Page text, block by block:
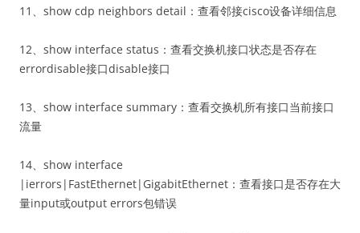
11、show cdp neighbors detail：查看邻接cisco设备详细信息
12、show interface status：查看交换机接口状态是否存在
errordisable接口disable接口
13、show interface summary：查看交换机所有接口当前接口
流量
14、show interface
|ierrors|FastEthernet|GigabitEthernet：查看接口是否存在大
量input或output errors包错误